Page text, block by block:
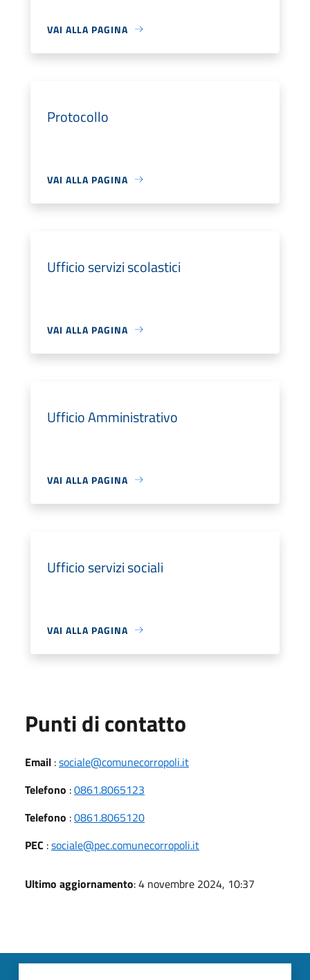
VAI ALLA PAGINA
Protocollo
VAI ALLA PAGINA
Ufficio servizi scolastici
VAI ALLA PAGINA
Ufficio Amministrativo
VAI ALLA PAGINA
Ufficio servizi sociali
VAI ALLA PAGINA
Punti di contatto
Email :sociale@comunecorropoli.it
Telefono :0861.8065123
Telefono :0861.8065120
PEC :sociale@pec.comunecorropoli.it
Ultimo aggiornamento: 4 novembre 2024, 10:37